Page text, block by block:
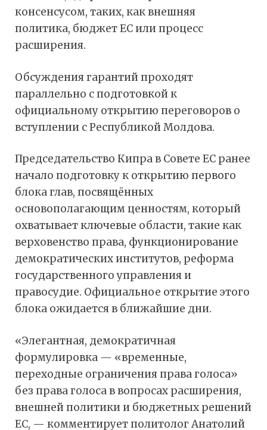
консенсусом, таких, как внешняя
политика, бюджет ЕС или процесс
расширения.
Обсуждения гарантий проходят
параллельно с подготовкой к
официальному открытию переговоров о
вступлении с Республикой Молдова.
Председательство Кипра в Совете ЕС ранее
начало подготовку к открытию первого
блока глав, посвящённых
основополагающим ценностям, который
охватывает ключевые области, такие как
верховенство права, функционирование
демократических институтов, реформа
государственного управления и
правосудие. Официальное открытие этого
блока ожидается в ближайшие дни.
«Элегантная, демократичная
формулировка — «временные,
переходные ограничения права голоса»
без права голоса в вопросах расширения,
внешней политики и бюджетных решений
ЕС, — комментирует политолог Анатолий